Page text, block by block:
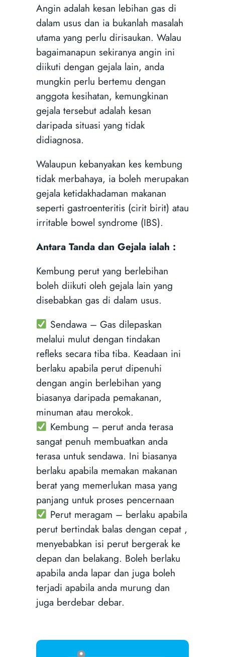
Angin adalah kesan lebihan gas di
dalam usus dan ia bukanlah masalah
utama yang perlu dirisaukan. Walau
bagaimanapun sekiranya angin ini
diikuti dengan gejala lain, anda
mungkin perlu bertemu dengan
anggota kesihatan, kemungkinan
gejala tersebut adalah kesan
daripada situasi yang tidak
didiagnosa.
Walaupun kebanyakan kes kembung
tidak merbahaya, ia boleh merupakan
gejala ketidakhadaman makanan
seperti gastroenteritis (cirit birit) atau
irritable bowel syndrome (IBS).
Antara Tanda dan Gejala ialah :
Kembung perut yang berlebihan
boleh diikuti oleh gejala lain yang
disebabkan gas di dalam usus.
Sendawa – Gas dilepaskan
melalui mulut dengan tindakan
refleks secara tiba tiba. Keadaan ini
berlaku apabila perut dipenuhi
dengan angin berlebihan yang
biasanya daripada pemakanan,
minuman atau merokok.
Kembung – perut anda terasa
sangat penuh membuatkan anda
terasa untuk sendawa. Ini biasanya
berlaku apabila memakan makanan
berat yang memerlukan masa yang
panjang untuk proses pencernaan
Perut meragam – berlaku apabila
perut bertindak balas dengan cepat ,
menyebabkan isi perut bergerak ke
depan dan belakang. Boleh berlaku
apabila anda lapar dan juga boleh
terjadi apabila anda murung dan
juga berdebar debar.